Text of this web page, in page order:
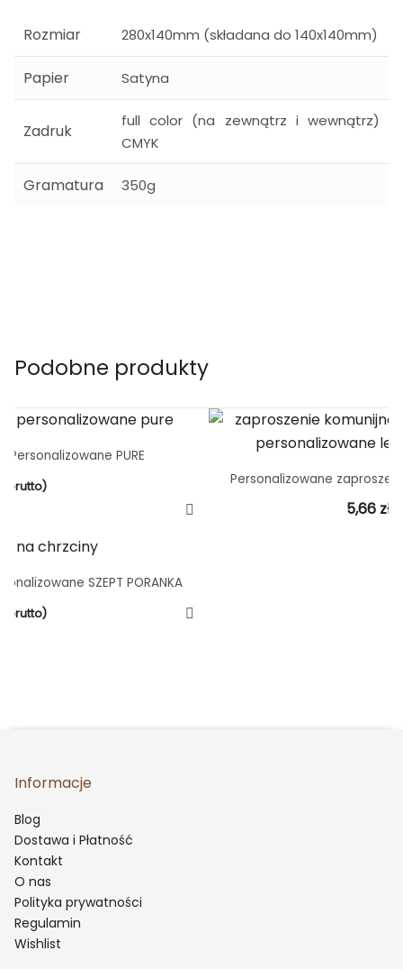
Rozmiar 280x140mm (składana do 140x140mm)
Papier Satyna
Zadruk
full color (na zewnątrz i wewnątrz)
CMYK
Gramatura 350g
Podobne produkty
PURE
(brutto) Personalizowane
5,66 zł
SZEPT PORANKA
(brutto)
Informacje
Blog
Dostawa i Płatność
Kontakt
O nas
Polityka prywatności
Regulamin
Wishlist